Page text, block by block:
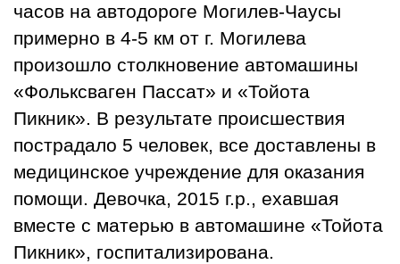
часов на автодороге Могилев-Чаусы
примерно в 4-5 км от г. Могилева
произошло столкновение автомашины
«Фольксваген Пассат» и «Тойота
Пикник». В результате происшествия
пострадало 5 человек, все доставлены в
медицинское учреждение для оказания
помощи. Девочка, 2015 г.р., ехавшая
вместе с матерью в автомашине «Тойота
Пикник», госпитализирована.